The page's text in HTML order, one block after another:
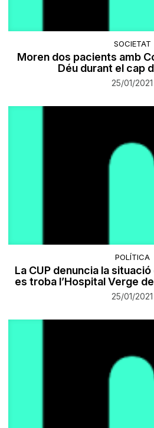
SOCIETAT
Moren dos pacients amb
Déu durant el cap
25/01/2021
POLÍTICA
La CUP denuncia la
es troba l’Hospital Verge
25/01/2021